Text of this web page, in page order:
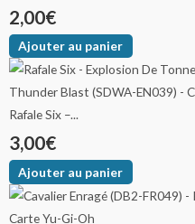
2,00€
Ajouter au panier
Rafale Six –...
3,00€
Ajouter au panier